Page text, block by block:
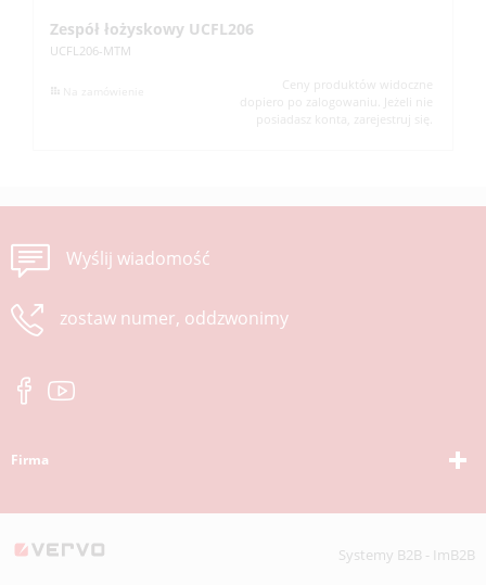
Zespół łożyskowy UCFL206
UCFL206-MTM
Ceny produktów widoczne
dopiero po zalogowaniu. Jeżeli nie
posiadasz konta, zarejestruj się.
Wyślij wiadomość
zostaw numer, oddzwonimy
Firma
Systemy B2B - ImB2B